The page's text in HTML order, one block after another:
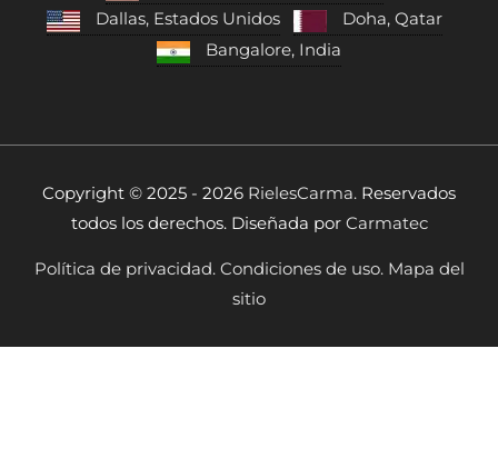
Dallas, Estados Unidos
Doha, Qatar
Bangalore, India
Copyright © 2025 - 2026 RielesCarma. Reservados
todos los derechos. Diseñada por Carmatec
Política de privacidad. Condiciones de uso.Mapa del
sitio